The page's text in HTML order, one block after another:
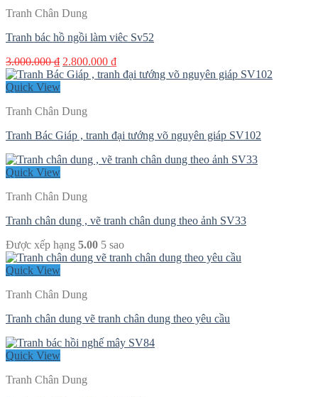
Tranh Chân Dung
Tranh bác hồ ngồi làm viêc Sv52
3.000.000₫ Giá
gốc
2.800.000 ₫Giá
hiện
Quick View
Tranh Chân Dung
Tranh Bác Giáp , tranh đại tướng võ nguyên giáp SV102
Quick View
Tranh Chân Dung
Tranh chân dung , vẽ tranh chân dung theo ảnh SV33
Được xếp hạng 5.00 5 sao
Quick View
Tranh Chân Dung
Tranh chân dung vẽ tranh chân dung theo yêu cầu
Quick View
Tranh Chân Dung